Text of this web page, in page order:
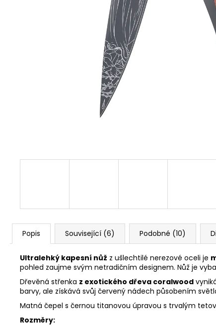
Popis Související (6) Podobné (10)
Ultralehký kapesní nůž z ušlechtilé nerezové oceli je
pohled zaujme svým netradičním designem. Nůž je
Dřevěná střenka z exotického dřeva coralwood
barvy, ale získává svůj červený nádech působením
Matná čepel s černou titanovou úpravou s trvalým
Rozměry: